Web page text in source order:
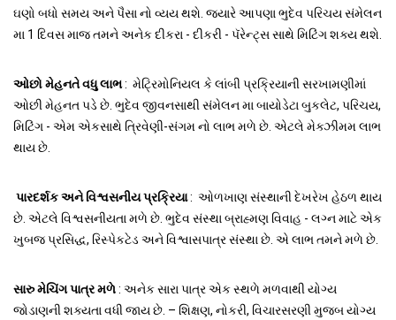
ઘણો બધો સમય અને પૈસા નો વ્યય થશે. જ્યારે આપણા ભુદેવ પરિચય સંમેલન
મા 1 દિવસ માજ તમને અનેક દીકરા - દીકરી - પૅરેન્ટ્સ સાથે મિટિંગ શક્ય થશે.
ઓછો મેહનતે વધુ લાભ: મેટ્રિમોનિયલ કે લાંબી પ્રક્રિયાની સરખામણીમાં
ઓછી મેહનત પડે છે. ભુદેવ જીવનસાથી સંમેલન મા બાયોડેટા બુકલેટ, પરિચય,
મિટિંગ - એમ એકસાથે ત્રિવેણી-સંગમ નો લાભ મળે છે. એટલે મેક્ઝીમમ લાભ
થાય છે.
પારદર્શક અને વિશ્વસનીય પ્રક્રિયા: ઓળખાણ સંસ્થાની દેખરેખ હેઠળ થાય
છે. એટલે વિશ્વસનીયતા મળે છે. ભુદેવ સંસ્થા બ્રાહ્મણ વિવાહ - લગ્ન માટે એક
ખુબજ પ્રસિદ્ધ, રિસ્પેકટેડ અને વિશ્વાસપાત્ર સંસ્થા છે. એ લાભ તમને મળે છે.
સારુ મેચિંગ પાત્ર મળે: અનેક સારા પાત્ર એક સ્થળે મળવાથી યોગ્ય
જોડાણની શક્યતા વધી જાય છે. – શિક્ષણ, નોકરી, વિચારસરણી મુજબ યોગ્ય